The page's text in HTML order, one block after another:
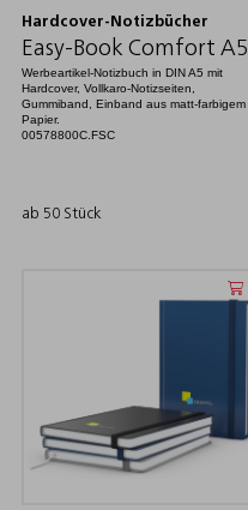
Hardcover-Notizbücher
Easy-Book Comfort A5
Werbeartikel-Notizbuch in DIN A5 mit
Hardcover, Vollkaro-Notizseiten,
Gummiband, Einband aus matt-farbigem
Papier.
00578800C.FSC
ab 50 Stück